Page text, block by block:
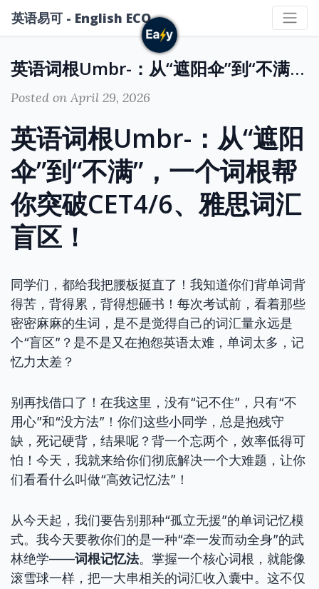
英语易可 - English ECO
英语词根Umbr-：从“遮阳伞”到“不满”，一个词根帮你突破CET4/6、雅思词汇盲区！
Posted on April 29, 2026
英语词根Umbr-：从“遮阳
伞”到“不满”，一个词根帮
你突破CET4/6、雅思词汇
盲区！
同学们，都给我把腰板挺直了！我知道你们背单词背
得苦，背得累，背得想砸书！每次考试前，看着那些
密密麻麻的生词，是不是觉得自己的词汇量永远是
个“盲区”？是不是又在抱怨英语太难，单词太多，记
忆力太差？
别再找借口了！在我这里，没有“记不住”，只有“不
用心”和“没方法”！你们这些小同学，总是抱残守
缺，死记硬背，结果呢？背一个忘两个，效率低得可
怕！今天，我就来给你们彻底解决一个大难题，让你
们看看什么叫做“高效记忆法”！
从今天起，我们要告别那种“孤立无援”的单词记忆模
式。我今天要教你们的是一种“牵一发而动全身”的武
林绝学——词根记忆法。掌握一个核心词根，就能像
滚雪球一样，把一大串相关的词汇收入囊中。这不仅